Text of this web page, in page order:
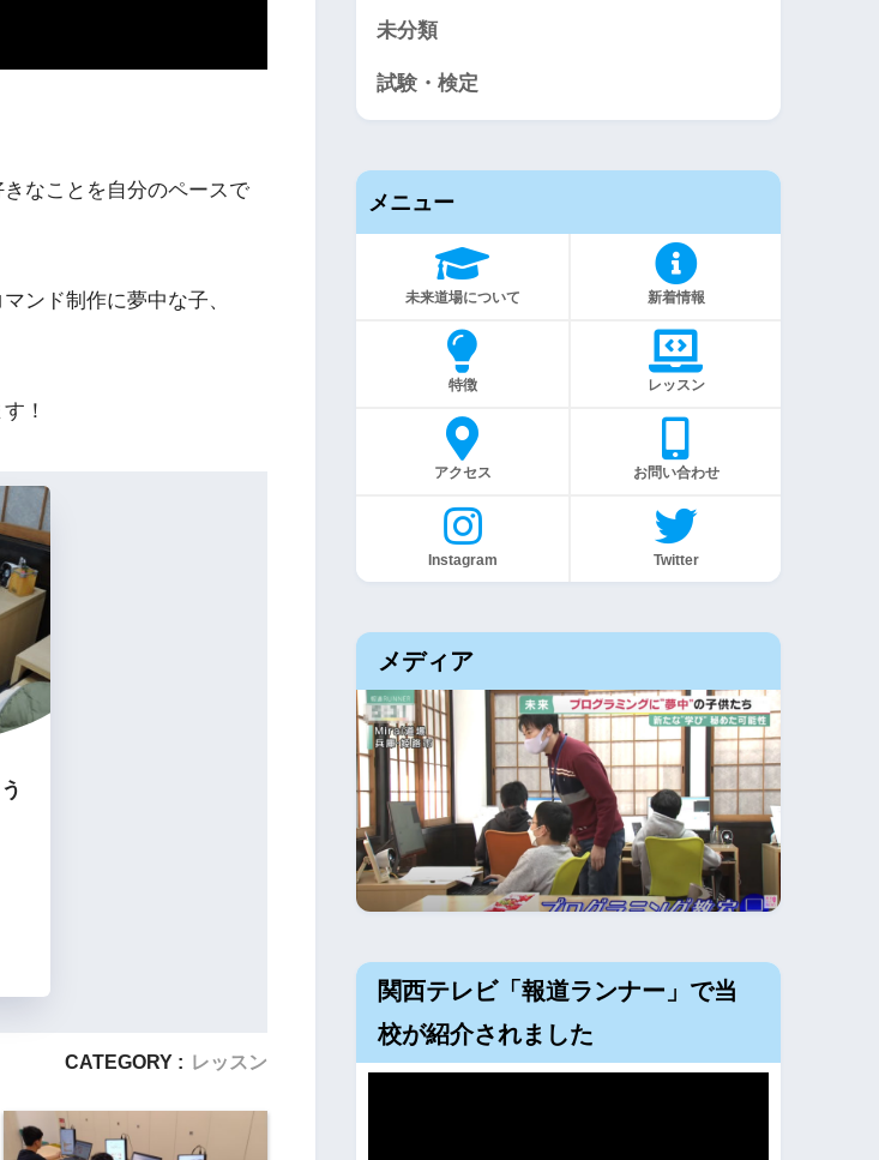
なことを自分のペースで
ンド制作に夢中な子、
！
CATEGORY : レッスン
未分類
試験・検定
メニュー
未来道場について 新着情報
特徴 レッスン
アクセス お問い合わせ
Instagram Twitter
メディア
関西テレビ「報道ランナー」で当
校が紹介されました